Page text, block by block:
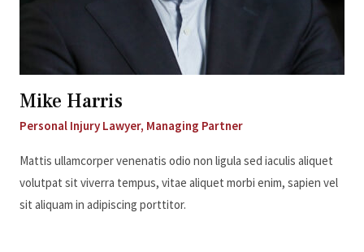
Mike Harris
Personal Injury Lawyer, Managing Partner
Mattis ullamcorper venenatis odio non ligula sed iaculis aliquet
volutpat sit viverra tempus, vitae aliquet morbi enim, sapien vel
sit aliquam in adipiscing porttitor.